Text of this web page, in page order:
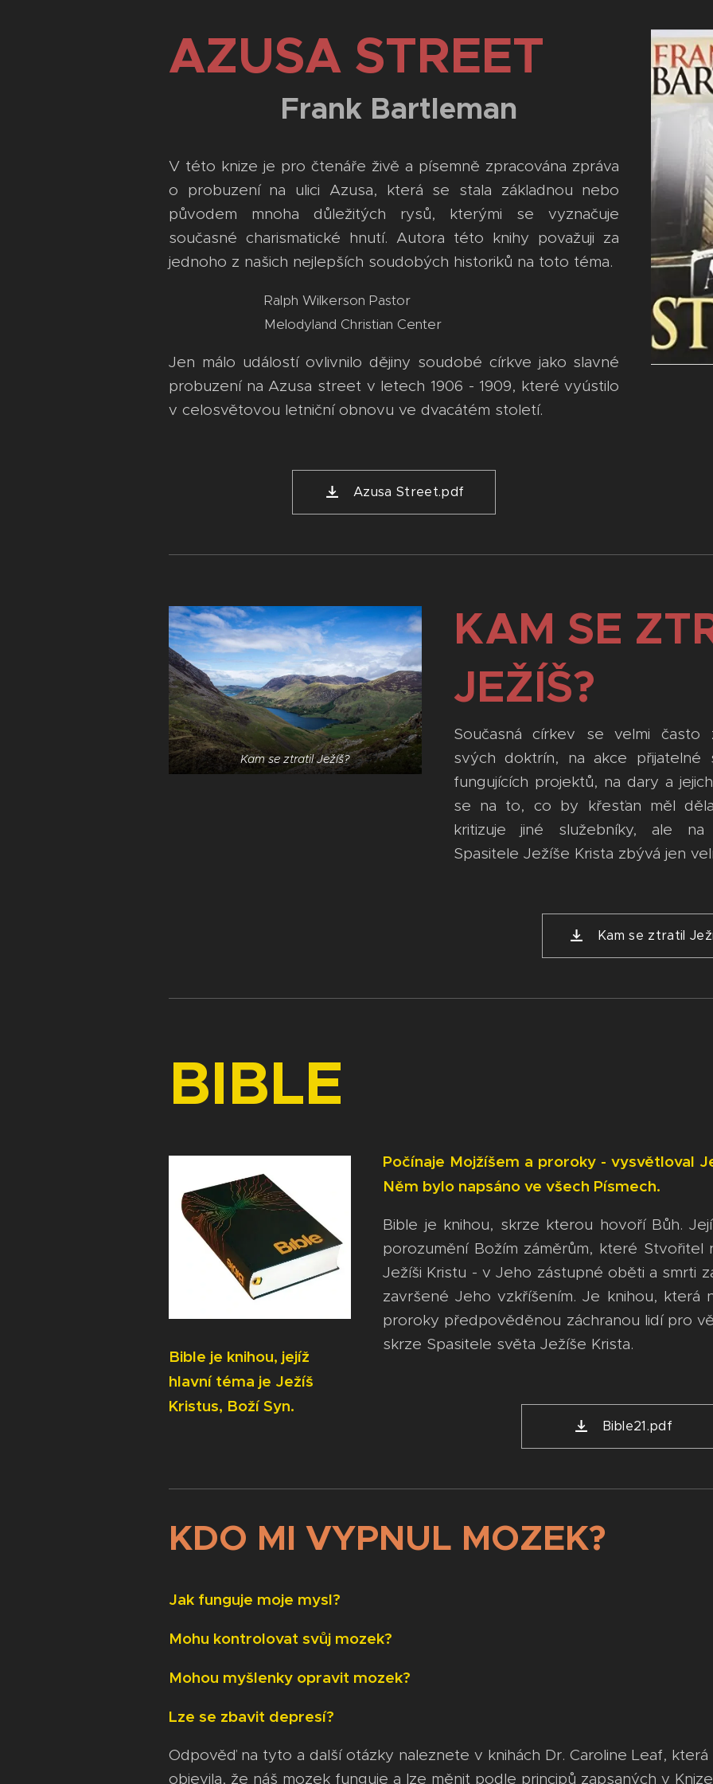
AZUSA STREET
Frank Bartleman
V této knize je pro čtenáře živě a písemně zpracována zpráva
o probuzení na ulici Azusa, která se stala základnou nebo
původem mnoha důležitých rysů, kterými se vyznačuje
současné charismatické hnutí. Autora této knihy považuji za
jednoho z našich nejlepších soudobých historiků na toto téma.
Ralph Wilkerson Pastor
Melodyland Christian Center
Jen málo událostí ovlivnilo dějiny soudobé církve jako slavné
probuzení na Azusa street v letech 1906 - 1909, které vyústilo
v celosvětovou letniční obnovu ve dvacátém století.
Azusa Street.pdf
Kam se ztratil Ježíš?
KAM SE
JEŽÍŠ?
Současná církev se velmi často
svých doktrín, na akce přijatelné
fungujících projektů, na dary a
se na to, co by křesťan měl
kritizuje jiné služebníky, ale na
Spasitele Ježíše Krista zbývá jen
Kam se ztratil
BIBLE
Bible je knihou, jejíž
hlavní téma je Ježíš
Kristus, Boží Syn.
Počínaje Mojžíšem a proroky - vysvětloval
Něm bylo napsáno ve všech Písmech.
Bible je knihou, skrze kterou hovoří Bůh.
porozumění Božím záměrům, které Stvořitel
Ježíši Kristu - v Jeho zástupné oběti a smrti
završené Jeho vzkříšením. Je knihou, která
proroky předpověděnou záchranou lidí pro
skrze Spasitele světa Ježíše Krista.
Bible21.pdf
KDO MI VYPNUL MOZEK?
Jak funguje moje mysl?
Mohu kontrolovat svůj mozek?
Mohou myšlenky opravit mozek?
Lze se zbavit depresí?
Odpověď na tyto a další otázky naleznete v knihách Dr. Caroline Leaf,
objevila, že náš mozek funguje a lze měnit podle principů zapsaných v